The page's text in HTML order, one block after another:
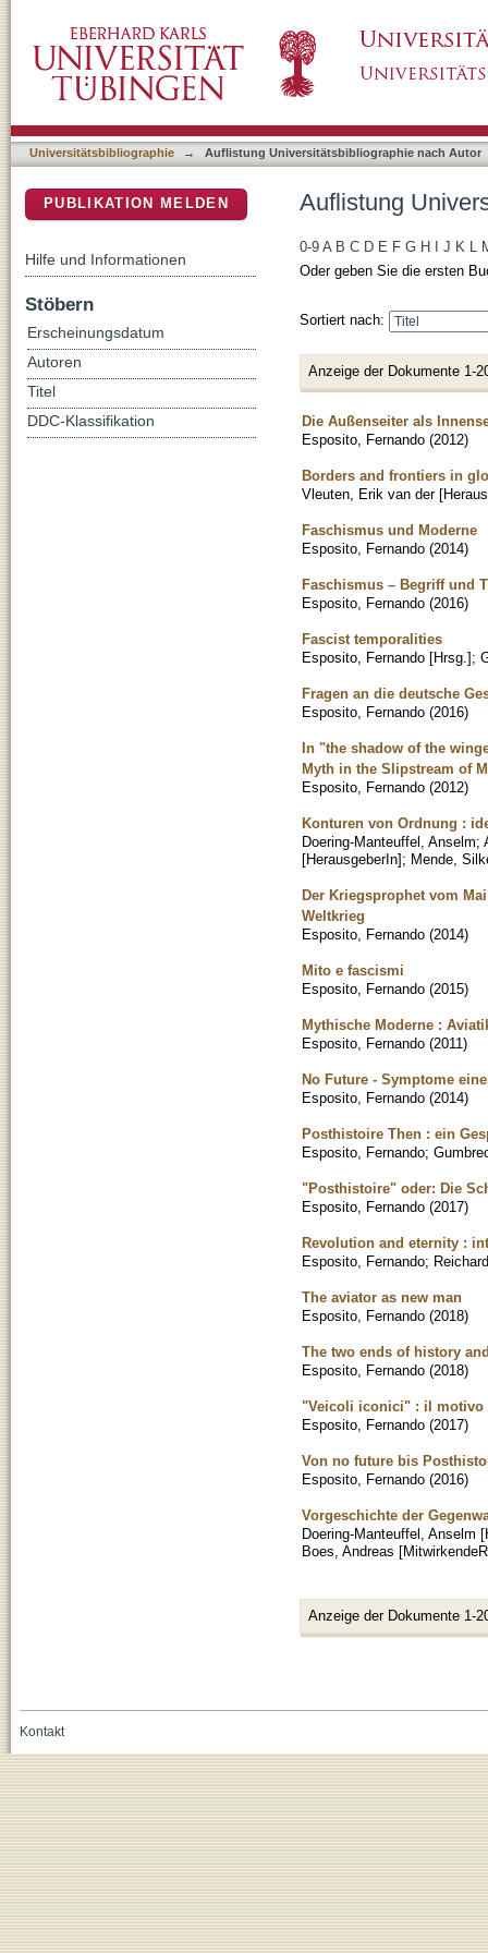
Universitätsbibliographie → Auflistung Universitätsbibliographie nach Autor
Auflistung
0-9 A B C D E F G H J K L
Oder geben Sie die ersten
Sortiert nach:
Anzeige der Dokumente 1-
Die Außenseiter als
Esposito, Fernando (2012)
Borders and frontiers in
Vleuten, Erik van der
Faschismus und Moderne
Esposito, Fernando (2014)
Faschismus – Begriff und
Esposito, Fernando (2016)
Fascist temporalities
Esposito, Fernando [Hrsg.];
Fragen an die deutsche
Esposito, Fernando (2016)
In "the shadow of the
Myth in the Slipstream of
Esposito, Fernando (2012)
Konturen von Ordnung :
Doering-Manteuffel, Anselm;
[HerausgeberIn]; Mende,
Der Kriegsprophet vom
Weltkrieg
Esposito, Fernando (2014)
Mito e fascismi
Esposito, Fernando (2015)
Mythische Moderne :
Esposito, Fernando (2011)
No Future - Symptome
Esposito, Fernando (2014)
Posthistoire Then : ein
Esposito, Fernando;
"Posthistoire" oder: Die
Esposito, Fernando (2017)
Revolution and eternity :
Esposito, Fernando;
The aviator as new man
Esposito, Fernando (2018)
The two ends of history
Esposito, Fernando (2018)
"Veicoli iconici" : il motivo
Esposito, Fernando (2017)
Von no future bis
Esposito, Fernando (2016)
Vorgeschichte der
Doering-Manteuffel, Anselm
Boes, Andreas
Anzeige der Dokumente 1-
PUBLIKATION MELDEN
Hilfe und Informationen
Stöbern
Erscheinungsdatum
Autoren
Titel
DDC-Klassifikation
Kontakt